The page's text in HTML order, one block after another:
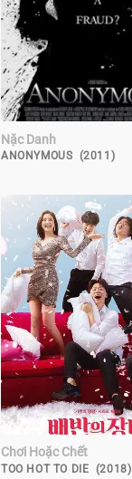
Nặc Danh
ANONYMOUS (2011)
Chơi Hoặc Chết
TOO HOT TO DIE (2018)